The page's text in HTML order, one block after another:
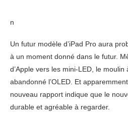
n
Un futur modèle d’iPad Pro aura
à un moment donné dans le futur.
d’Apple vers les mini-LED, le moulin
abandonné l’OLED. Et
nouveau rapport indique que le
durable et agréable à regarder.